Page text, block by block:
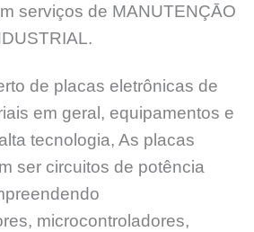
serviços de MANUTENÇĀO
de placas eletrônicas de
em geral, equipamentos e
tecnologia, As placas
ser circuitos de potência
microcontroladores,